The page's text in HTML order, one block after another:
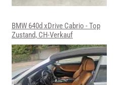
BMW 640d xDrive Cabrio - Top
Zustand, CH-Verkauf